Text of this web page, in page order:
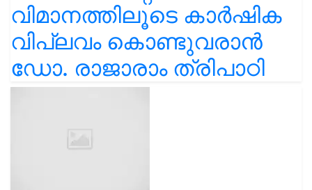
വിമാനത്തിലൂടെ കാർഷിക
വിപ്ലവം കൊണ്ടുവരാൻ
ഡോ. രാജാരാം ത്രിപാഠി